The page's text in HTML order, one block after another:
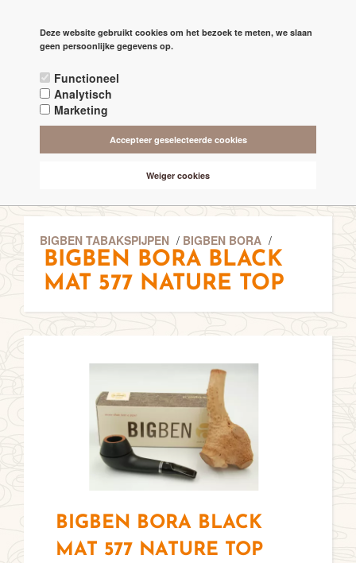
check RECHTSTREEKS VAN DE 'MAKERS'
check
check ONLINE VEILIG & SNEL BETALEN
BIGBEN TABAKSPIJPEN / BIGBEN BORA /
BIGBEN BORA BLACK
MAT 577 NATURE TOP
BIGBEN BORA BLACK
MAT 577 NATURE TOP
Deze website gebruikt cookies om het bezoek te meten, we slaan
geen persoonlijke gegevens op.
Functioneel
Analytisch
Marketing
Accepteer geselecteerde cookies
Weiger cookies